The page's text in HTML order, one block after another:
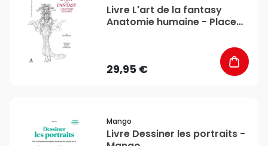
Livre L'art de la fantasy
Anatomie humaine - Place
29,95 €
Mango
Livre Dessiner les portraits -